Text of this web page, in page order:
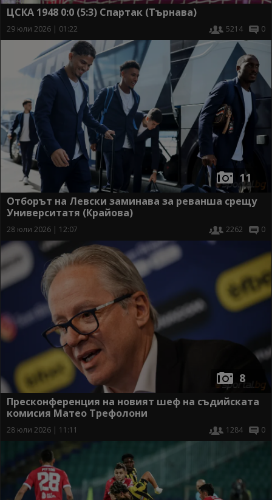
ЦСКА 1948 0:0 (5:3) Спартак (Търнава)
29 юли 2026 | 01:22 5214 0
11
Отборът на Левски заминава за реванша срещу
Университатя (Крайова)
28 юли 2026 | 12:07 2262 0
8
Пресконференция на новият шеф на съдийската
комисия Матео Трефолони
28 юли 2026 | 11:11 1284 0